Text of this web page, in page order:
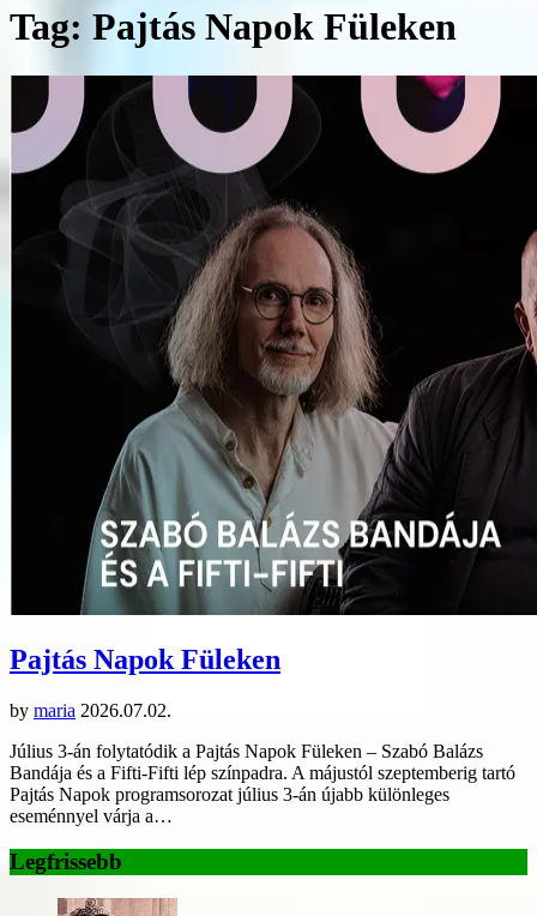
Tag: Pajtás Napok Füleken
Pajtás Napok Füleken
by maria 2026.07.02.
Július 3-án folytatódik a Pajtás Napok Füleken – Szabó Balázs
Bandája és a Fifti-Fifti lép színpadra. A májustól szeptemberig tartó
Pajtás Napok programsorozat július 3-án újabb különleges
eseménnyel várja a…
Legfrissebb